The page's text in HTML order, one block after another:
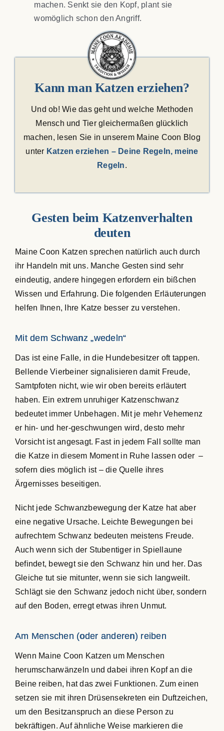
machen. Senkt sie den Kopf, plant sie
womöglich schon den Angriff.
Kann man Katzen erziehen?
Und ob! Wie das geht und welche Methoden
Mensch und Tier gleichermaßen glücklich
machen, lesen Sie in unserem Maine Coon Blog
unter Katzen erziehen – Deine Regeln, meine
Regeln.
Gesten beim Katzenverhalten
deuten
Maine Coon Katzen sprechen natürlich auch durch
ihr Handeln mit uns. Manche Gesten sind sehr
eindeutig, andere hingegen erfordern ein bißchen
Wissen und Erfahrung. Die folgenden Erläuterungen
helfen Ihnen, Ihre Katze besser zu verstehen.
Mit dem Schwanz „wedeln“
Das ist eine Falle, in die Hundebesitzer oft tappen.
Bellende Vierbeiner signalisieren damit Freude,
Samtpfoten nicht, wie wir oben bereits erläutert
haben. Ein extrem unruhiger Katzenschwanz
bedeutet immer Unbehagen. Mit je mehr Vehemenz
er hin- und her-geschwungen wird, desto mehr
Vorsicht ist angesagt. Fast in jedem Fall sollte man
die Katze in diesem Moment in Ruhe lassen oder –
sofern dies möglich ist – die Quelle ihres
Ärgernisses beseitigen.
Nicht jede Schwanzbewegung der Katze hat aber
eine negative Ursache. Leichte Bewegungen bei
aufrechtem Schwanz bedeuten meistens Freude.
Auch wenn sich der Stubentiger in Spiellaune
befindet, bewegt sie den Schwanz hin und her. Das
Gleiche tut sie mitunter, wenn sie sich langweilt.
Schlägt sie den Schwanz jedoch nicht über, sondern
auf den Boden, erregt etwas ihren Unmut.
Am Menschen (oder anderen) reiben
Wenn Maine Coon Katzen um Menschen
herumscharwänzeln und dabei ihren Kopf an die
Beine reiben, hat das zwei Funktionen. Zum einen
setzen sie mit ihren Drüsensekreten ein Duftzeichen,
um den Besitzanspruch an diese Person zu
bekräftigen. Auf ähnliche Weise markieren die